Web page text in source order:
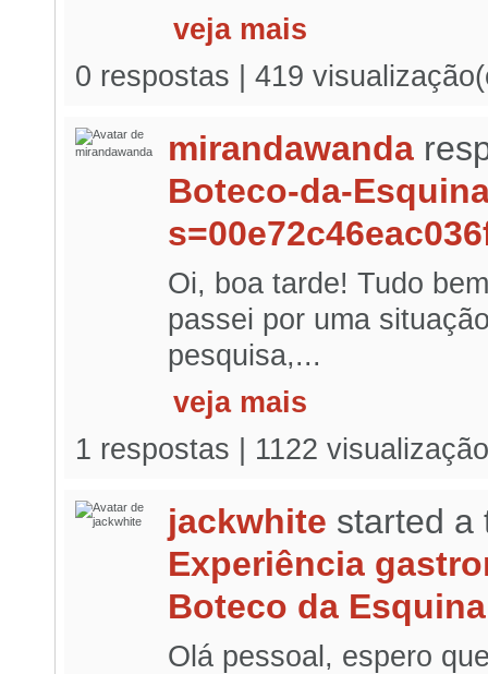
veja mais
0 respostas | 419
mirandawanda
Boteco-da-
Oi, boa tarde! Tudo
passei por uma
pesquisa,...
veja mais
1 respostas | 1122
jackwhite started
Experiência
Boteco da Esquina
Olá pessoal, espero